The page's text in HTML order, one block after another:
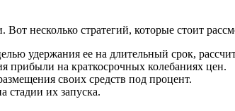
несколько стратегий, которые стоит
удержания ее на длительный срок,
прибыли на краткосрочных колебаниях цен.
своих средств под процент.
стадии их запуска.